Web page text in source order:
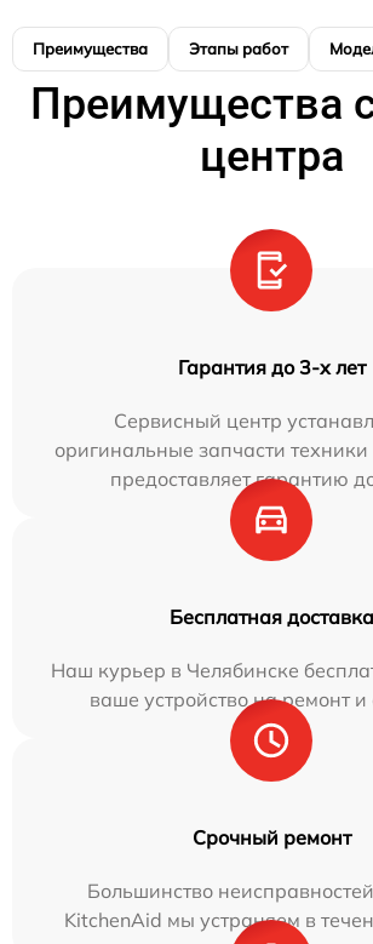
Преимущества Этапы работ
Преимущества
центра
Гарантия до 3-х лет
Сервисный центр
оригинальные запчасти
предоставляет гарантию
Бесплатная доставка
Наш курьер в Челябинске
ваше устройство на ремонт и
Срочный ремонт
Большинство
KitchenAid мы устраняем в